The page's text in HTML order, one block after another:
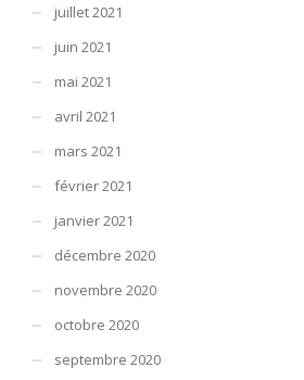
juillet 2021
juin 2021
mai 2021
avril 2021
mars 2021
février 2021
janvier 2021
décembre 2020
novembre 2020
octobre 2020
septembre 2020